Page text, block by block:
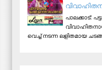
പാലക്കാട്:
വെച്ച് നടന്ന ലളിതമായ